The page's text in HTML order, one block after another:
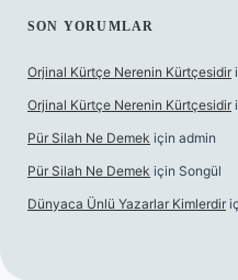
SON YORUMLAR
Orjinal Kürtçe Nerenin Kürtçesidir
Orjinal Kürtçe Nerenin Kürtçesidir
Pür Silah Ne Demek için admin
Pür Silah Ne Demek için Songül
Dünyaca Ünlü Yazarlar Kimlerdir